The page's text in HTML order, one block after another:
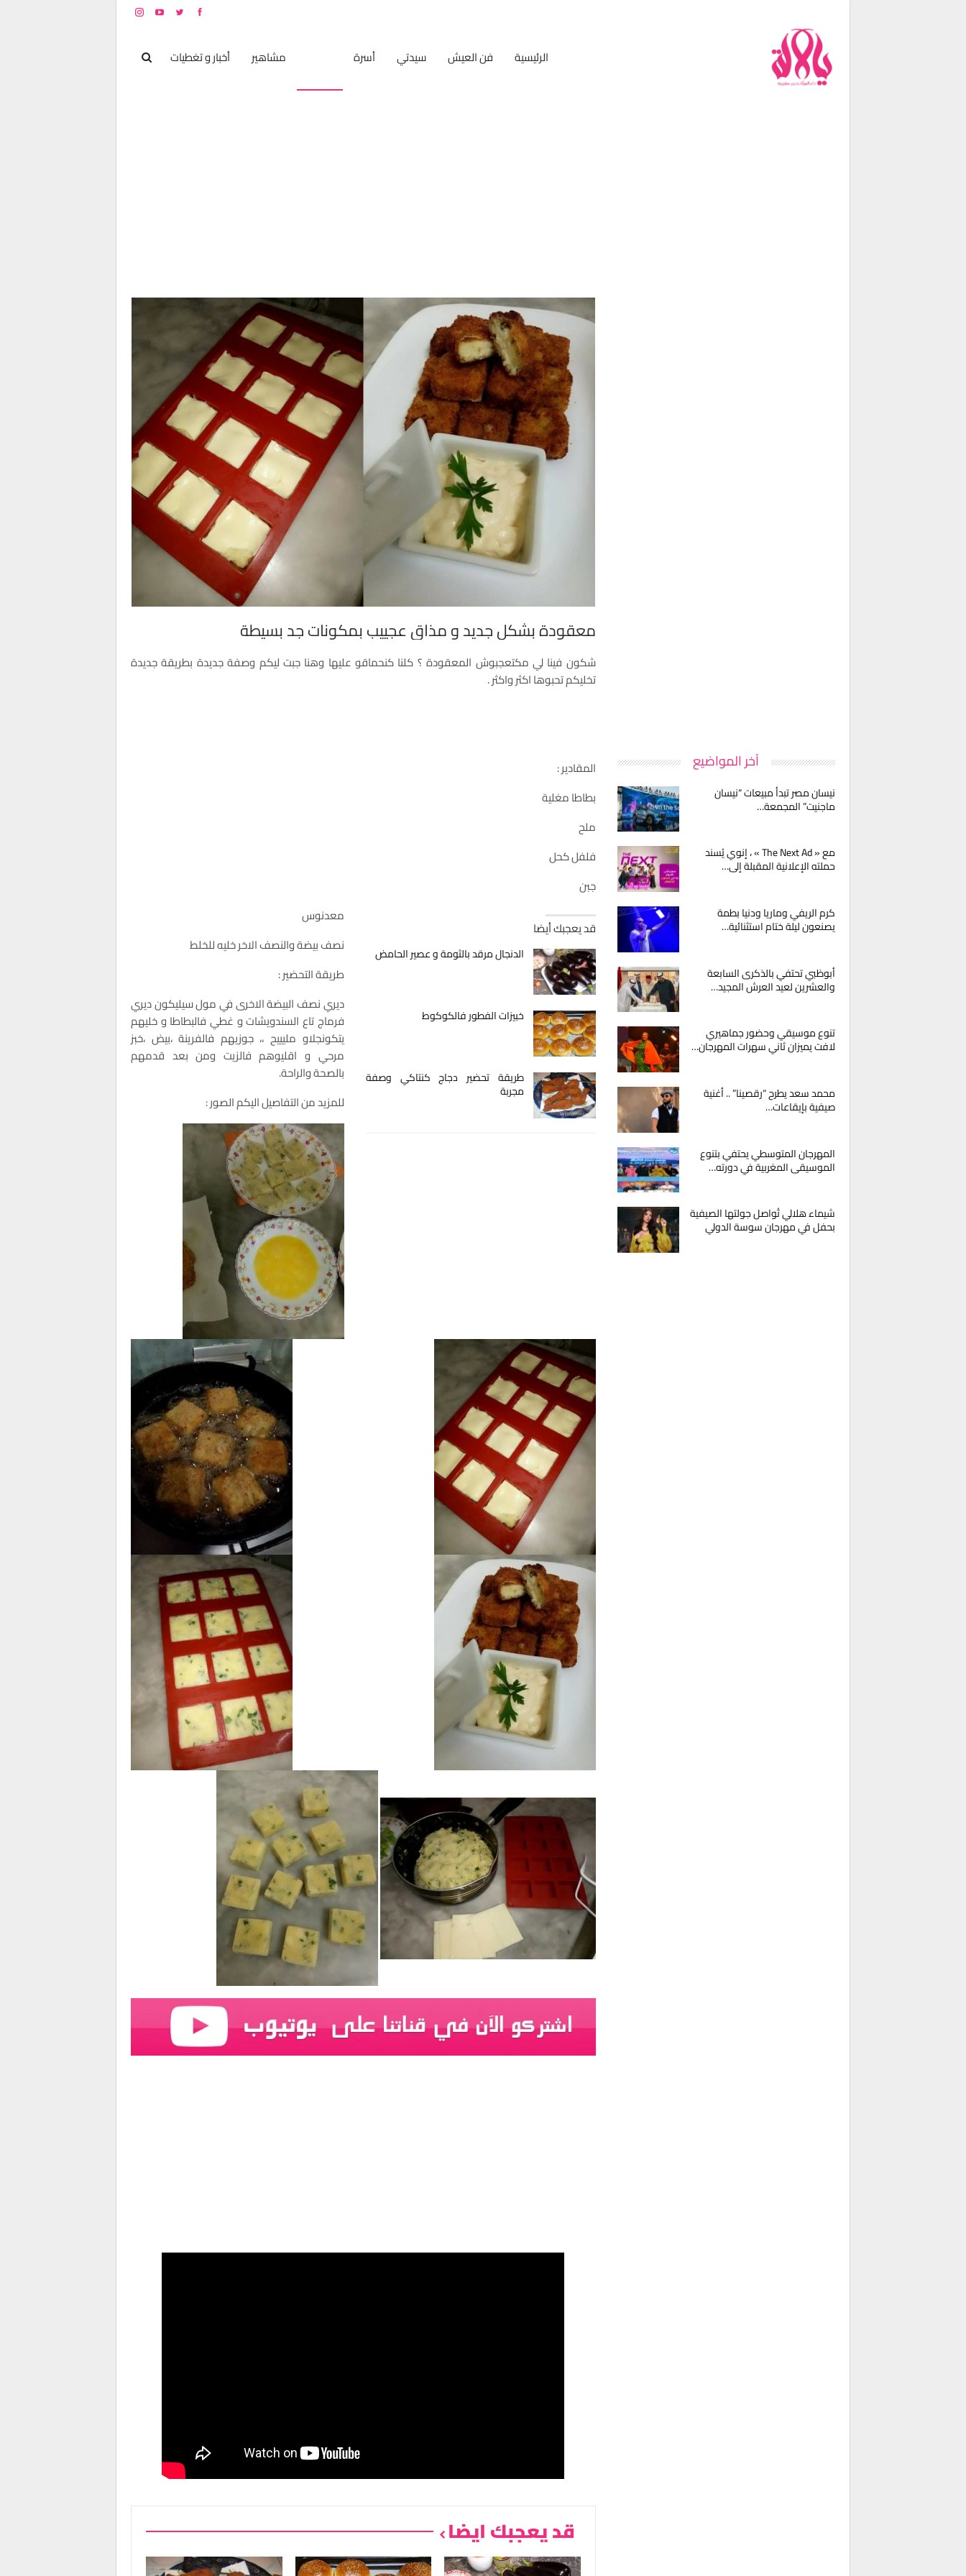
الرئيسية فن العيش سيدتي أسرة مشاهير أخبار و تغطيات
معقودة بشكل جديد و مذاق عجييب بمكونات جد بسيطة
شكون فينا لي مكتعجبوش المعقودة ؟ كلنا كنحماقو عليها وهنا جبت ليكم وصفة جديدة بطريقة جديدة
تخليكم تحبوها اكثر واكثر .
المقادير :
بطاطا مغلية
ملح
فلفل كحل
جبن
قد يعجبك أيضا
الدنجال مرقد بالثومة و عصير الحامض
خبيزات الفطور فالكوكوط
طريقة تحضير دجاج كنتاكي وصفة
مجربة
معدنوس
نصف بيضة والنصف الاخر خليه للخلط
طريقة التحضير :
ديري نصف البيضة الاخرى في مول سيليكون ديري
فرماج تاع السندويشات و غطي فالبطاطا و خليهم
يتكونجلاو مليييح ،، جوزيهم فالفرينة ،بيض ،خبز
مرحي و اقليوهم فالزيت ومن بعد قدمهم
بالصحة والراحة.
للمزيد من التفاصيل اليكم الصور :
قد يعجبك ايضا
آخر المواضيع
نيسان مصر تبدأ مبيعات “نيسان
ماجنيت” المجمعة…
مع « The Next Ad » ، إنوي يُسند
حملته الإعلانية المقبلة إلى…
كرم الريفي وماريا ودنيا بطمة
يصنعون ليلة ختام استثنائية…
أبوظبي تحتفي بالذكرى السابعة
والعشرين لعيد العرش المجيد…
تنوع موسيقي وحضور جماهيري
لافت يميزان ثاني سهرات المهرجان…
محمد سعد يطرح “رقصينا” .. أغنية
صيفية بإيقاعات…
المهرجان المتوسطي يحتفي بتنوع
الموسيقى المغربية في دورته…
شيماء هلالي تُواصل جولتها الصيفية
بحفل في مهرجان سوسة الدولي